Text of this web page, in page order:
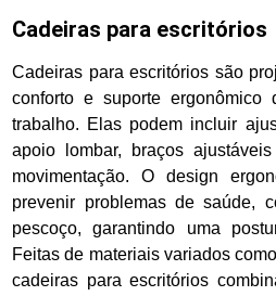
Cadeiras para escritórios
Cadeiras para escritórios são
conforto e suporte ergonômico
trabalho. Elas podem incluir
apoio lombar, braços
movimentação. O design
prevenir problemas de saúde,
pescoço, garantindo uma
Feitas de materiais variados
cadeiras para escritórios